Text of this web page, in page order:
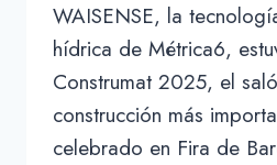
WAISENSE, la
hídrica de Métrica6,
Construmat 2025, el
construcción más
celebrado en Fira de